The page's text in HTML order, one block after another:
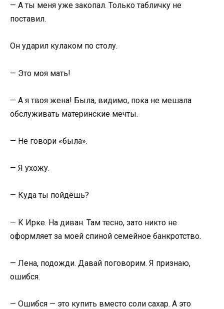
— А ты меня уже закопал. Только табличку не
поставил.
Он ударил кулаком по столу.
— Это моя мать!
— А я твоя жена! Была, видимо, пока не мешала
обслуживать материнские мечты.
— Не говори «была».
— Я ухожу.
— Куда ты пойдёшь?
— К Ирке. На диван. Там тесно, зато никто не
оформляет за моей спиной семейное банкротство.
— Лена, подожди. Давай поговорим. Я признаю,
ошибся.
— Ошибся — это купить вместо соли сахар. А это